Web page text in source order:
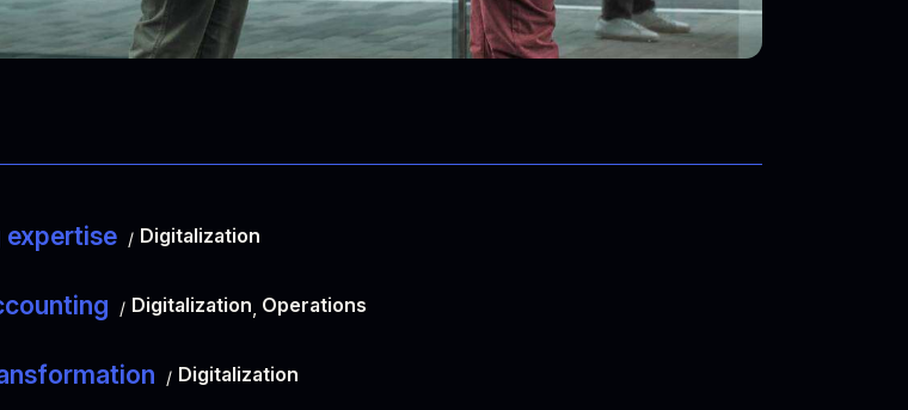
Digitalization
expertise
Digitalization, Operations
Digitalization